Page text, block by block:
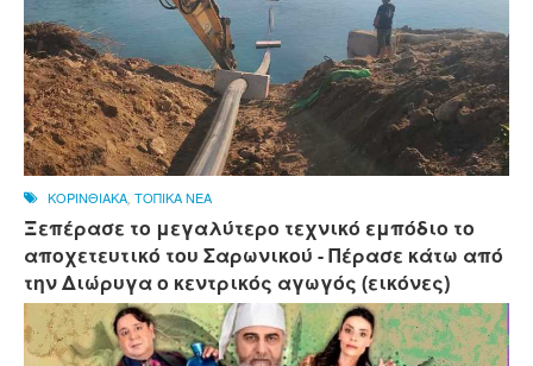
ΚΟΡΙΝΘΙΑΚΑ ΤΟΠΙΚΑ ΝΕΑ
Ξεπέρασε το μεγαλύτερο τεχνικό εμπόδιο το
αποχετευτικό του Σαρωνικού - Πέρασε κάτω από
την Διώρυγα ο κεντρικός αγωγός (εικόνες)